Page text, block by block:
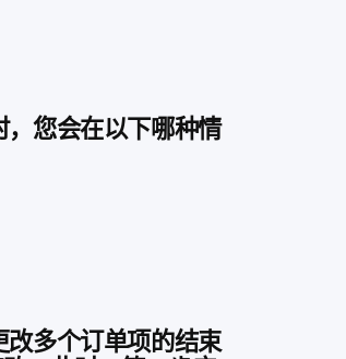
您会在以下哪种情
多个订单项的结束